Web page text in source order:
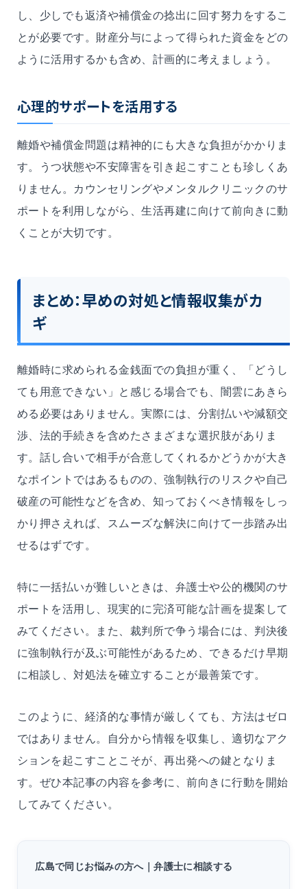
し、少しでも返済や補償金の捻出に回す努力をするこ
とが必要です。財産分与によって得られた資金をどの
ように活用するかも含め、計画的に考えましょう。
心理的サポートを活用する
離婚や補償金問題は精神的にも大きな負担がかかりま
す。うつ状態や不安障害を引き起こすことも珍しくあ
りません。カウンセリングやメンタルクリニックのサ
ポートを利用しながら、生活再建に向けて前向きに動
くことが大切です。
まとめ：早めの対処と情報収集がカ
ギ
離婚時に求められる金銭面での負担が重く、「どうし
ても用意できない」と感じる場合でも、闇雲にあきら
める必要はありません。実際には、分割払いや減額交
渉、法的手続きを含めたさまざまな選択肢がありま
す。話し合いで相手が合意してくれるかどうかが大き
なポイントではあるものの、強制執行のリスクや自己
破産の可能性などを含め、知っておくべき情報をしっ
かり押さえれば、スムーズな解決に向けて一歩踏み出
せるはずです。
特に一括払いが難しいときは、弁護士や公的機関のサ
ポートを活用し、現実的に完済可能な計画を提案して
みてください。また、裁判所で争う場合には、判決後
に強制執行が及ぶ可能性があるため、できるだけ早期
に相談し、対処法を確立することが最善策です。
このように、経済的な事情が厳しくても、方法はゼロ
ではありません。自分から情報を収集し、適切なアク
ションを起こすことこそが、再出発への鍵となりま
す。ぜひ本記事の内容を参考に、前向きに行動を開始
してみてください。
広島で同じお悩みの方へ｜弁護士に相談する